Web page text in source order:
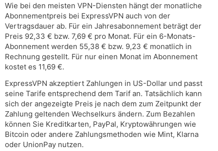
Wie bei den meisten VPN-Diensten hängt der monatliche
Abonnementpreis bei ExpressVPN auch von der
Vertragsdauer ab. Für ein Jahresabonnement beträgt der
Preis 92,33 € bzw. 7,69 € pro Monat. Für ein 6-Monats-
Abonnement werden 55,38 € bzw. 9,23 € monatlich in
Rechnung gestellt. Für nur einen Monat im Abonnement
kostet es 11,69 €.
ExpressVPN akzeptiert Zahlungen in US-Dollar und passt
seine Tarife entsprechend dem Tarif an. Tatsächlich kann
sich der angezeigte Preis je nach dem zum Zeitpunkt der
Zahlung geltenden Wechselkurs ändern. Zum Bezahlen
können Sie Kreditkarten, PayPal, Kryptowährungen wie
Bitcoin oder andere Zahlungsmethoden wie Mint, Klarna
oder UnionPay nutzen.